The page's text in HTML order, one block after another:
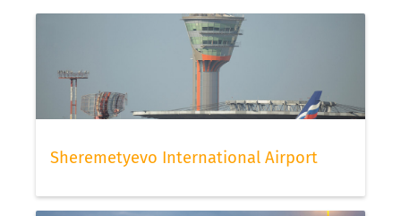
Sheremetyevo International Airport